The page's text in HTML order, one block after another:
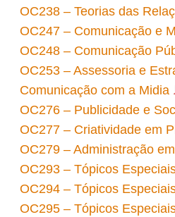
OC238 – Teorias das
OC247 – Comunicação e
OC248 – Comunicação
OC253 – Assessoria e
Comunicação com a Midia
OC276 – Publicidade e
OC277 – Criatividade em
OC279 – Administração
OC293 – Tópicos
OC294 – Tópicos
OC295 – Tópicos